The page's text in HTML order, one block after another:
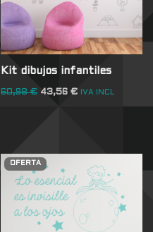
Kit dibujos infantiles
60,98€ 43,56€ IVA INCL
OFERTA